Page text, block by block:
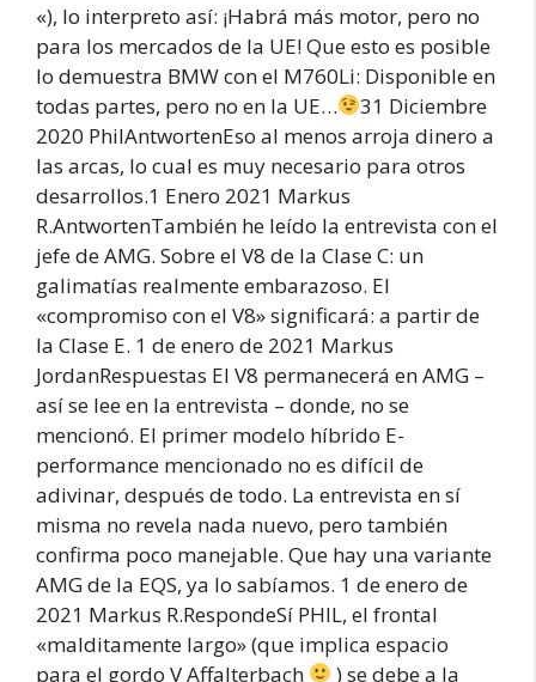
«), lo interpreto así: ¡Habrá más motor, pero no
para los mercados de la UE! Que esto es posible
lo demuestra BMW con el M760Li: Disponible en
todas partes, pero no en la UE…
31 Diciembre
2020 PhilAntwortenEso al menos arroja dinero a
las arcas, lo cual es muy necesario para otros
desarrollos.1 Enero 2021 Markus
R.AntwortenTambién he leído la entrevista con el
jefe de AMG. Sobre el V8 de la Clase C: un
galimatías realmente embarazoso. El
«compromiso con el V8» significará: a partir de
la Clase E. 1 de enero de 2021 Markus
JordanRespuestas El V8 permanecerá en AMG –
así se lee en la entrevista – donde, no se
mencionó. El primer modelo híbrido E-
performance mencionado no es difícil de
adivinar, después de todo. La entrevista en sí
misma no revela nada nuevo, pero también
confirma poco manejable. Que hay una variante
AMG de la EQS, ya lo sabíamos. 1 de enero de
2021 Markus R.RespondeSí PHIL, el frontal
«malditamente largo» (que implica espacio
para el gordo V Affalterbach
) se debe a la